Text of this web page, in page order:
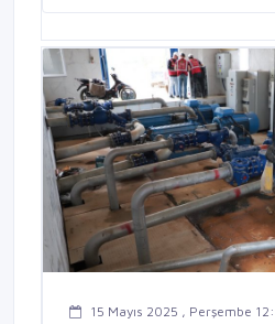
15 Mayıs 2025 , Perşembe